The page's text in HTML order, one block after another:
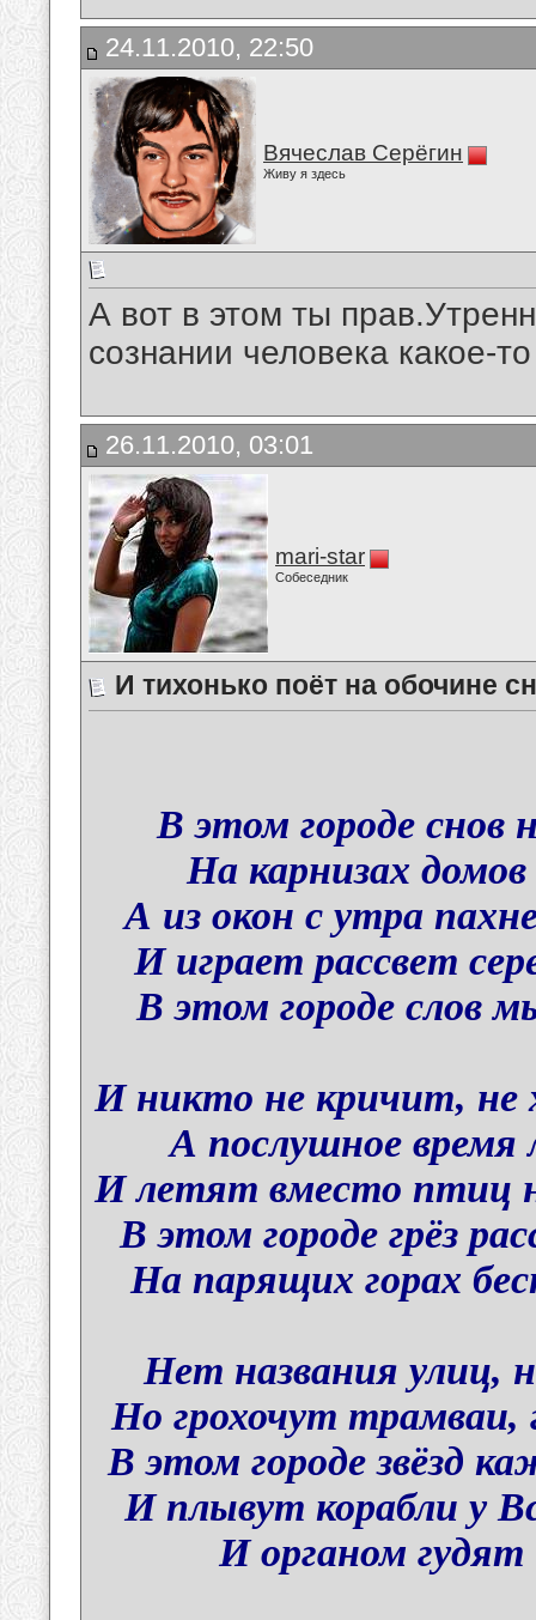
24.11.2010, 22:50
Вячеслав Серёгин
Живу я здесь
А вот в этом ты
сознании человека какое-
26.11.2010, 03:01
mari-star
Собеседник
И тихонько поёт на обочине
В этом городе снов
На карнизах
А из окон с утра
И играет рассвет
В этом городе слов
И никто не кричит, не
А послушное время
И летят вместо птиц
В этом городе грёз
На парящих горах
Нет названия улиц,
Но грохочут
В этом городе звёзд
И плывут корабли у
И органом гудят